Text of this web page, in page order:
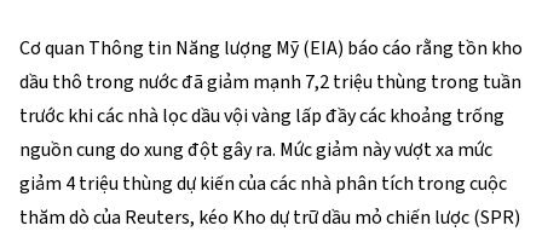
Cơ quan Thông tin Năng lượng Mỹ (EIA) báo cáo rằng tồn kho
dầu thô trong nước đã giảm mạnh 7,2 triệu thùng trong tuần
trước khi các nhà lọc dầu vội vàng lấp đầy các khoảng trống
nguồn cung do xung đột gây ra. Mức giảm này vượt xa mức
giảm 4 triệu thùng dự kiến của các nhà phân tích trong cuộc
thăm dò của Reuters, kéo Kho dự trữ dầu mỏ chiến lược (SPR)